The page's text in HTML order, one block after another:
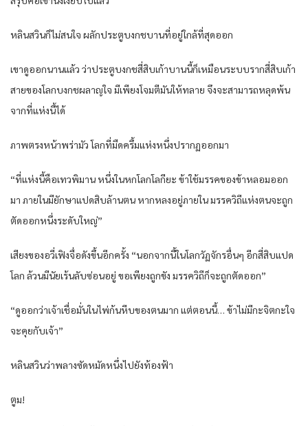
หลินสวินก็ไม่สนใจ ผลักประตูบงกชบานที่อยู่ใกล้ที่สุดออก
เขาดูออกนานแล้ว ว่าประตูบงกชสี่สิบเก้าบานนี้ก็เหมือนระบบรากสี่สิบเก้า
สายของโลกบงกชผลาญใจ มีเพียงโจมตีมันให้ทลาย จึงจะสามารถหลุดพ้น
จากที่แห่งนี้ได้
ภาพตรงหน้าพร่ามัว โลกที่มืดครึ้มแห่งหนึ่งปรากฏออกมา
“ที่แห่งนี้คือเทวพิมาน หนึ่งในหกโลกโลกียะ ข้าใช้มรรคของข้าหลอมออก
มา ภายในมียักษาแปดสิบล้านตน หากหลงอยู่ภายใน มรรควิถีแห่งตนจะถูก
ตัดออกหนึ่งระดับใหญ่”
เสียงของอวี่เฟิงจื่อดังขึ้นอีกครั้ง “นอกจากนี้ในโลกวัฏจักรอื่นๆ อีกสี่สิบแปด
โลก ล้วนมีนัยเร้นลับซ่อนอยู่ ขอเพียงถูกขัง มรรควิถีก็จะถูกตัดออก”
“ดูออกว่าเจ้าเชื่อมั่นในไพ่ก้นหีบของตนมาก แต่ตอนนี้… ข้าไม่มีกะจิตกะใจ
จะคุยกับเจ้า”
หลินสวินว่าพลางซัดหมัดหนึ่งไปยังท้องฟ้า
ตูม!